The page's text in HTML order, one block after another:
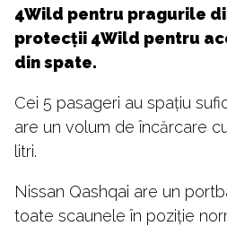
4Wild pentru pragurile
protecții 4Wild pentru
din spate.
Cei 5 pasageri au spațiu
are un volum de încărcare
litri.
Nissan Qashqai are un
toate scaunele în poziție